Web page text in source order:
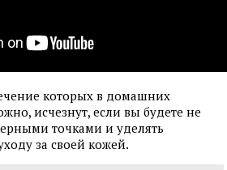
которых в домашних
исчезнут, если вы будете не
точками и уделять
за своей кожей.